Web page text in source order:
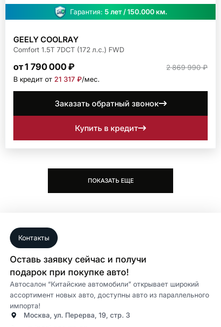
Гарантия: 5 лет / 150.000 км.
GEELY COOLRAY
Comfort 1.5T 7DCT (172 л.с.) FWD
от 1 790 000 ₽
2 869 990 ₽
В кредит от 21 317 ₽/мec.
Заказать обратный звонок
Купить в кредит
ПОКАЗАТЬ ЕЩЕ
Контакты
Оставь заявку сейчас и получи
подарок при покупке авто!
Автосалон “Китайские автомобили” открывает широкий
ассортимент новых авто, доступны авто из параллельного
импорта!
Москва, ул. Перерва, 19, стр. 3